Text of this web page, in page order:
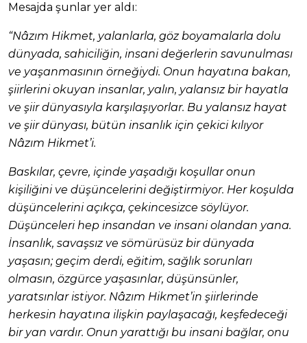
Mesajda şunlar yer aldı:
“Nâzım Hikmet, yalanlarla, göz boyamalarla dolu
dünyada, sahiciliğin, insani değerlerin savunulması
ve yaşanmasının örneğiydi. Onun hayatına bakan,
şiirlerini okuyan insanlar, yalın, yalansız bir hayatla
ve şiir dünyasıyla karşılaşıyorlar. Bu yalansız hayat
ve şiir dünyası, bütün insanlık için çekici kılıyor
Nâzım Hikmet’i.
Baskılar, çevre, içinde yaşadığı koşullar onun
kişiliğini ve düşüncelerini değiştirmiyor. Her koşulda
düşüncelerini açıkça, çekincesizce söylüyor.
Düşünceleri hep insandan ve insani olandan yana.
İnsanlık, savaşsız ve sömürüsüz bir dünyada
yaşasın; geçim derdi, eğitim, sağlık sorunları
olmasın, özgürce yaşasınlar, düşünsünler,
yaratsınlar istiyor. Nâzım Hikmet’in şiirlerinde
herkesin hayatına ilişkin paylaşacağı, keşfedeceği
bir yan vardır. Onun yarattığı bu insani bağlar, onu